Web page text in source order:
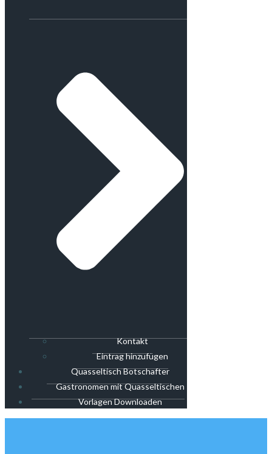
Kontakt
Eintrag hinzufügen
Quasseltisch Botschafter
Gastronomen mit Quasseltischen
Vorlagen Downloaden